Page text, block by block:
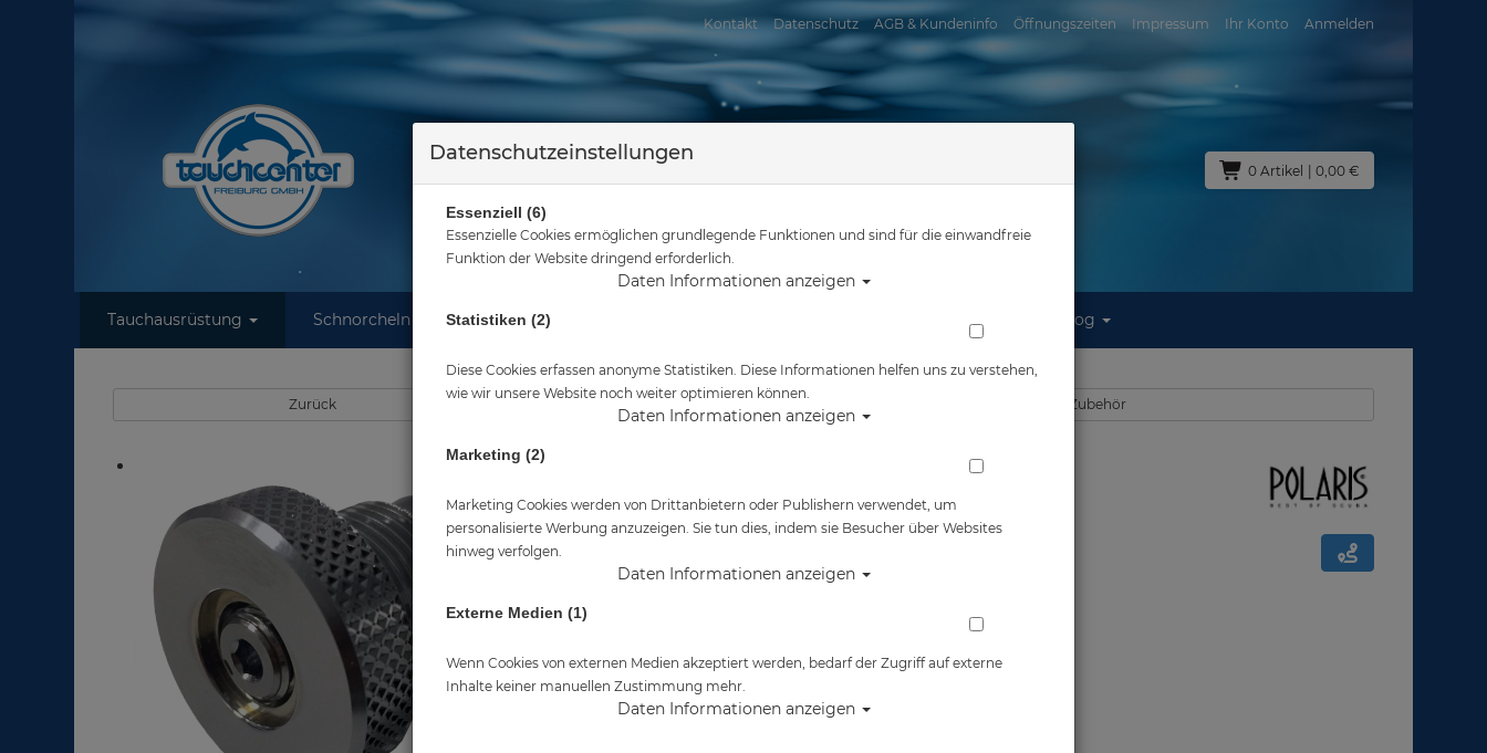
Kontakt Datenschutz AGB & Kundeninfo Öffnungszeiten Impressum Ihr Konto Anmelden
0 Artikel | 0,00 €
Tauchausrüstung Schnorcheln Wassersport Reisen Blog
Sie sind hier Tauchausrüstung Polaris Stopfen Air bis 232 bar mit Entlüftung
Zurück Alle Artikel zeigen aus: Brücken - Ventile - Zubehör
Polaris Stopfen Air bis 232 bar mit Entlüftung
Artikelnr.: pol-15158
Herstellerpreis: 21,00 €
16,15 €*
Datenschutzeinstellungen
Essenziell (6)
Essenzielle Cookies ermöglichen grundlegende Funktionen und sind für die einwandfreie
Funktion der Website dringend erforderlich.
Daten Informationen anzeigen
Statistiken (2)
Diese Cookies erfassen anonyme Statistiken. Diese Informationen helfen uns zu verstehen,
wie wir unsere Website noch weiter optimieren können.
Daten Informationen anzeigen
Marketing (2)
Marketing Cookies werden von Drittanbietern oder Publishern verwendet, um
personalisierte Werbung anzuzeigen. Sie tun dies, indem sie Besucher über Websites
hinweg verfolgen.
Daten Informationen anzeigen
Externe Medien (1)
Wenn Cookies von externen Medien akzeptiert werden, bedarf der Zugriff auf externe
Inhalte keiner manuellen Zustimmung mehr.
Daten Informationen anzeigen